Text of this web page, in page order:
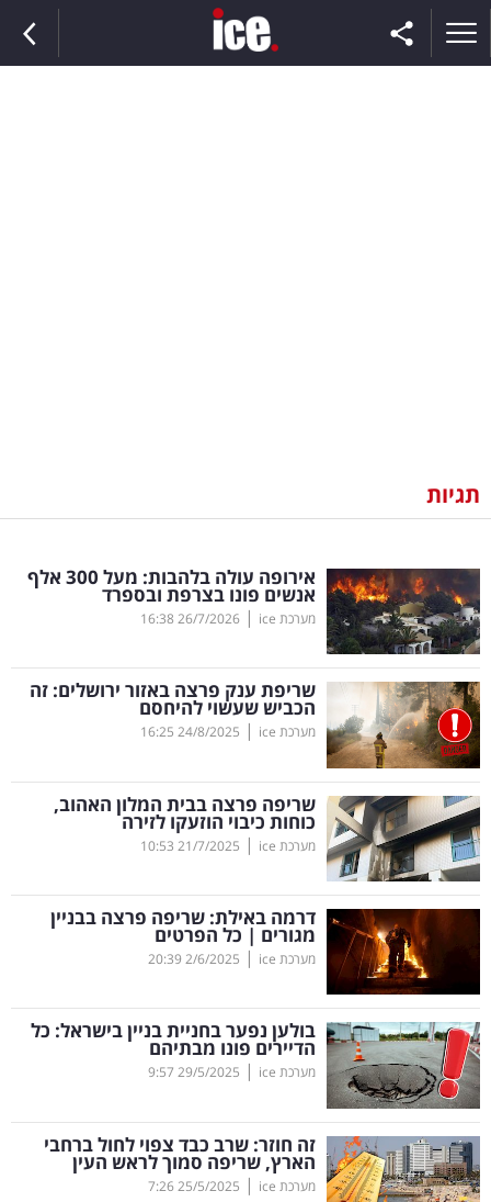
וצרכנות
דיגיטל
וטק
שיווק
ופרסום
משפט
מדדים
ומחקרים
דעות
רכילות
עסקית
קריפטו
ויראלי
טלוויזיה
עסקי
תגיות
אירופה עולה בלהבות: מעל 300 אלף
אנשים פונו בצרפת ובספרד
מערכת ice |
26/7/2026
16:38
שריפת ענק פרצה באזור ירושלים: זה
הכביש שעשוי להיחסם
מערכת ice |
24/8/2025
16:25
שריפה פרצה בבית המלון האהוב,
כוחות כיבוי הוזעקו לזירה
מערכת ice |
21/7/2025
10:53
דרמה באילת: שריפה פרצה בבניין
מגורים | כל הפרטים
מערכת ice |
2/6/2025
20:39
בולען נפער בחניית בניין בישראל: כל
הדיירים פונו מבתיהם
מערכת ice |
29/5/2025
9:57
זה חוזר: שרב כבד צפוי לחול ברחבי
הארץ, שריפה סמוך לראש העין
מערכת ice |
25/5/2025
7:26